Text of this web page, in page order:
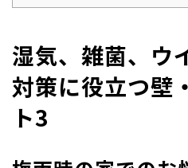
湿気、雑菌、ウ
対策に役立つ壁
ト3